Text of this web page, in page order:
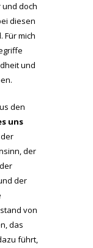
doch
diesen
Für mich
und
den
uns
der
der
von
das
führt,